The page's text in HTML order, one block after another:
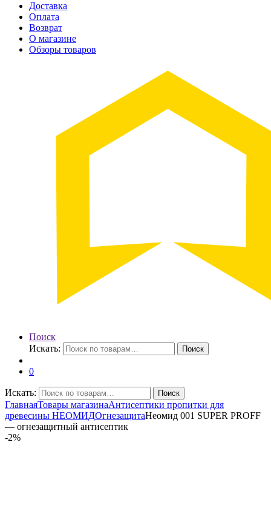
Доставка
Оплата
Возврат
О магазине
Обзоры товаров
Поиск
Искать:
Поиск
0
Искать: Поиск
ГлавнаяТовары магазинаАнтисептики пропитки для
древесины НЕОМИДОгнезащитаНеомид 001 SUPER PROFF
— огнезащитный антисептик
-2%